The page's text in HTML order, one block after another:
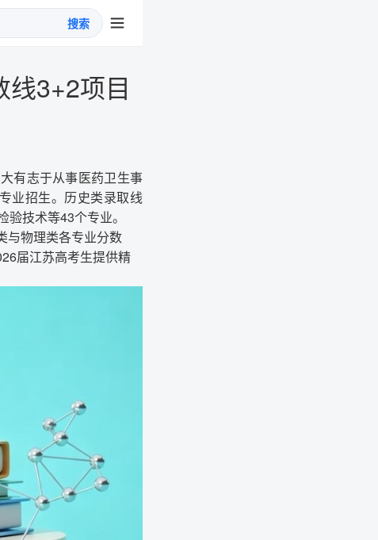
搜索
3+2项目
有志于从事医药卫生事
业招生。历史类录取线
技术等43个专业。
与物理类各专业分数
届江苏高考生提供精